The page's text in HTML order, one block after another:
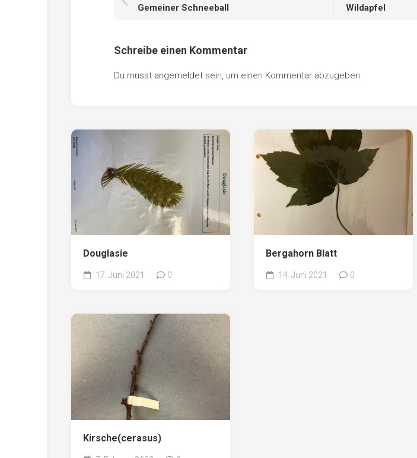
Wildapfel
Gemeiner Schneeball
Schreibe einen Kommentar
Du musst angemeldet sein, um einen Kommentar abzugeben.
Douglasie
17. Juni 2021 0
Bergahorn Blatt
14. Juni 2021 0
Kirsche(cerasus)